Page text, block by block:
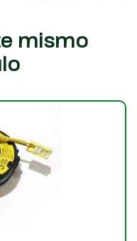
mismo